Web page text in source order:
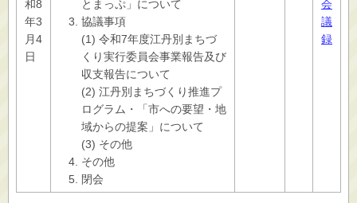
和8
年3
月4
日
とまっぷ」について
協議事項
(1) 令和7年度江丹別まちづ
くり実行委員会事業報告及び
収支報告について
(2) 江丹別まちづくり推進プ
ログラム・「市への要望・地
域からの提案」について
(3) その他
その他
閉会
会
議
録